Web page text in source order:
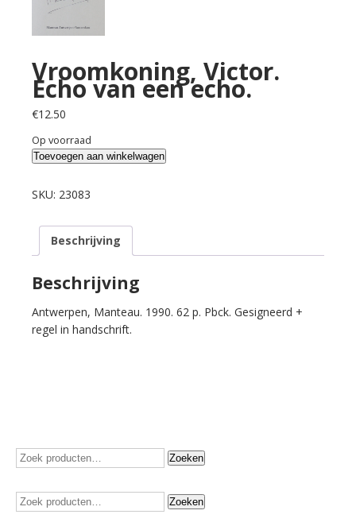
Vroomkoning, Victor.
Echo van een echo.
€12.50
Op voorraad
Vroomkoning,
Echo
een
echo.
Toevoegen aan winkelwagen
SKU: 23083
Beschrijving
Beschrijving
Antwerpen, Manteau. 1990. 62 p. Pbck. Gesigneerd +
regel in handschrift.
Zoeken
naar:
Zoeken
Zoeken
naar:
Zoeken